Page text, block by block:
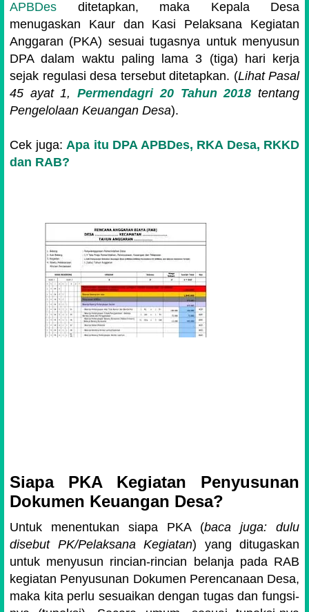
APBDes ditetapkan, maka Kepala Desa
menugaskan Kaur dan Kasi Pelaksana Kegiatan
Anggaran (PKA) sesuai tugasnya untuk menyusun
DPA dalam waktu paling lama 3 (tiga) hari kerja
sejak regulasi desa tersebut ditetapkan. (Lihat Pasal
45 ayat 1,Permendagri 20 Tahun 2018 tentang
Pengelolaan Keuangan Desa).
Cek juga: Apa itu DPA APBDes, RKA Desa, RKKD
dan RAB?
Siapa PKA Kegiatan Penyusunan
Dokumen Keuangan Desa?
Untuk menentukan siapa PKA (baca juga: dulu
disebut PK/Pelaksana Kegiatan) yang ditugaskan
untuk menyusun rincian-rincian belanja pada RAB
kegiatan Penyusunan Dokumen Perencanaan Desa,
maka kita perlu sesuaikan dengan tugas dan fungsi-